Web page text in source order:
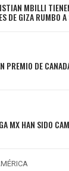
MBILLI
DE GIZA RUMBO A
PREMIO DE
MX HAN SIDO